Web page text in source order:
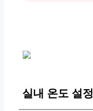
실내 온도 설정